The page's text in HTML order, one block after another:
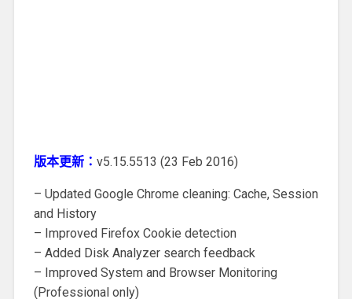
版本更新： v5.15.5513 (23 Feb 2016)
– Updated Google Chrome cleaning: Cache, Session
and History
– Improved Firefox Cookie detection
– Added Disk Analyzer search feedback
– Improved System and Browser Monitoring
(Professional only)